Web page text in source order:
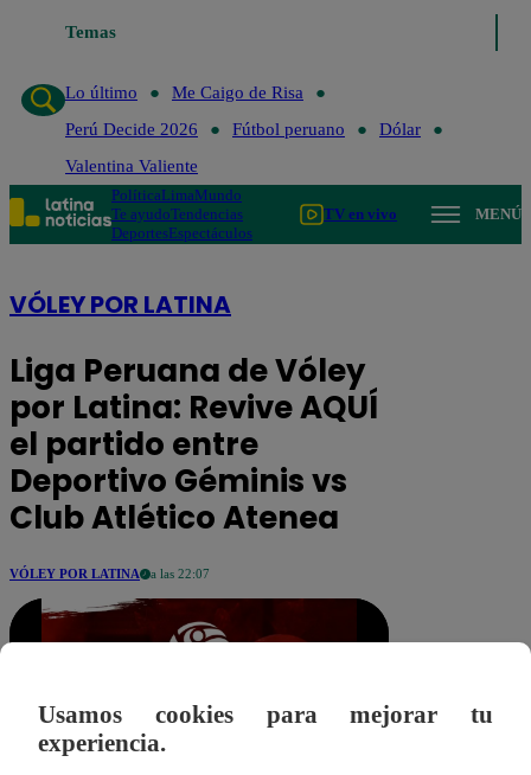
Temas
Lo último
Me Caigo de Risa
Perú Decide 2026
Fútbol peruano
Dólar
Valentina Valiente
PolíticaLimaMundo
Te ayudoTendencias
DeportesEspectáculos
TV en vivo MENÚ
VÓLEY POR LATINA
Liga Peruana de Vóley
por Latina: Revive AQUÍ
el partido entre
Deportivo Géminis vs
Club Atlético Atenea
VÓLEY POR LATINA a las 22:07
Usamos cookies para mejorar tu
experiencia.